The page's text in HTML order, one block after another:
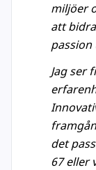
miljöer
att
Jag ser
det
67 eller